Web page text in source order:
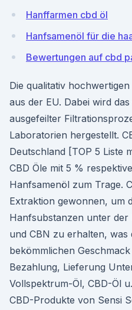
Hanffarmen cbd öl
Hanfsamenöl für die
Bewertungen auf cbd
Die qualitativ
aus der EU. Dabei wird
ausgefeilter
Laboratorien hergestellt.
Deutschland [TOP 5 Liste
CBD Öle mit 5 %
Hanfsamenöl zum Trage.
Extraktion gewonnen, um
Hanfsubstanzen unter der
und CBN zu erhalten, was
bekömmlichen
Bezahlung, Lieferung
Vollspektrum-Öl, CBD-Öl
CBD-Produkte von Sensi